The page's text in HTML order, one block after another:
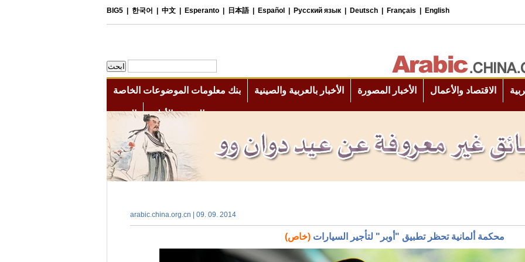
arabic.china.org.cn | 09. 09. 2014
محكمة ألمانية تحظر تطبيق "أوبر" لتأجير السيارات(خاص)